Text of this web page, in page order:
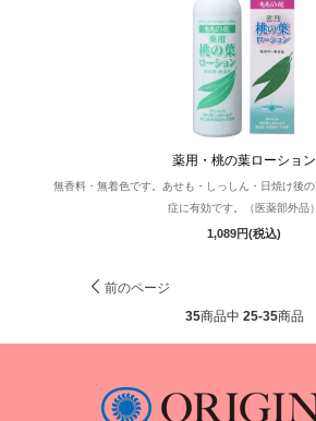
薬用・桃の葉ローション
無香料・無着色です。あせも・しっしん・日焼け後
症に有効です。（医薬部外品）
1,089円(税込)
前のページ
35商品中 25-35商品